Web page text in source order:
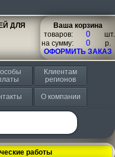
ДЛЯ
Ваша корзина
товаров:
шт.
на сумму:
p.
ОФОРМИТЬ ЗАКАЗ
Клиентам
регионов
О компании
работы